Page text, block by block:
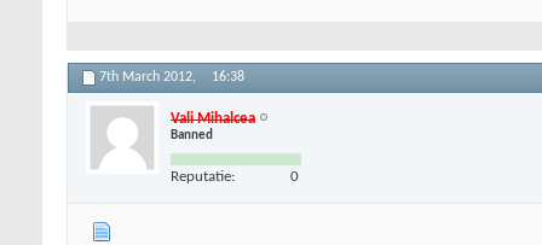
7th March 2012, 16:38
Vali Mihalcea
Banned
Reputatie: 0